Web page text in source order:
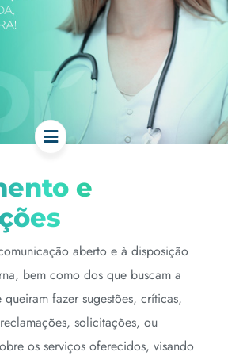
e
aberto e à disposição
bem como dos que buscam a
fazer sugestões, críticas,
solicitações, ou
os serviços oferecidos, visando